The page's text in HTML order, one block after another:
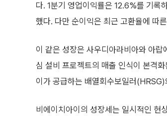
다. 1분기 영업이익률은 12.6%를 기록
했다. 다만 순이익은 최근 고환율에 따
이 같은 성장은 사우디아라비아와 아
심 설비 프로젝트의 매출 인식이 본격
이가 공급하는 배열회수보일러
비에이치아이의 성장세는 일시적인 현